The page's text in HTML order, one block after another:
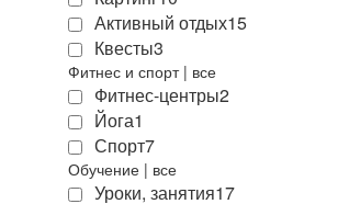
Активный отдых15
Квесты3
Фитнес и спорт | все
Фитнес-центры2
Йога1
Спорт7
Обучение | все
Уроки, занятия17